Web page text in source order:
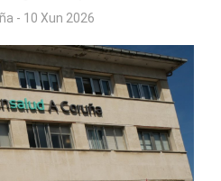
- 10 Xun 2026